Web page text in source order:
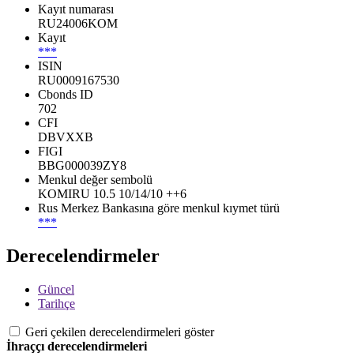
Kayıt numarası
RU24006KOM
Kayıt
***
ISIN
RU0009167530
Cbonds ID
702
CFI
DBVXXB
FIGI
BBG000039ZY8
Menkul değer sembolü
KOMIRU 10.5 10/14/10 ++6
Rus Merkez Bankasına göre menkul kıymet türü
***
Derecelendirmeler
Güncel
Tarihçe
Geri çekilen derecelendirmeleri göster
İhraççı derecelendirmeleri